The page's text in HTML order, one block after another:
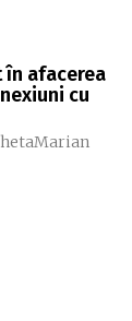
în afacerea
cu